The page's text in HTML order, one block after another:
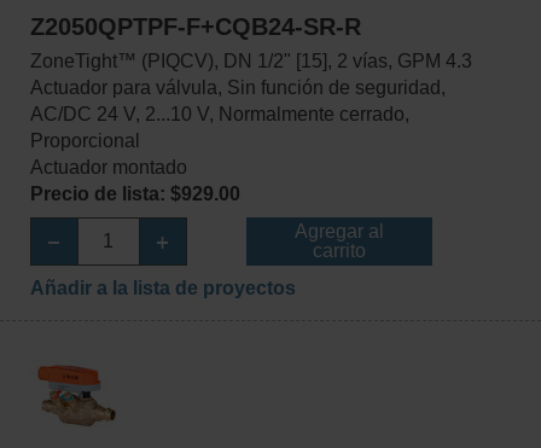
Z2050QPTPF-F+CQB24-SR-R
ZoneTight™ (PIQCV), DN 1/2" [15], 2 vías, GPM 4.3
Actuador para válvula, Sin función de seguridad,
AC/DC 24 V, 2...10 V, Normalmente cerrado,
Proporcional
Actuador montado
Precio de lista: $929.00
Agregar al
carrito
Añadir a la lista de proyectos